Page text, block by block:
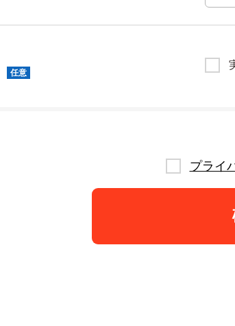
任意
プライ